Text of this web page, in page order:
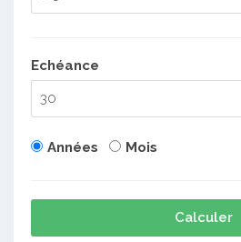
Echéance
Années Mois
Calculer